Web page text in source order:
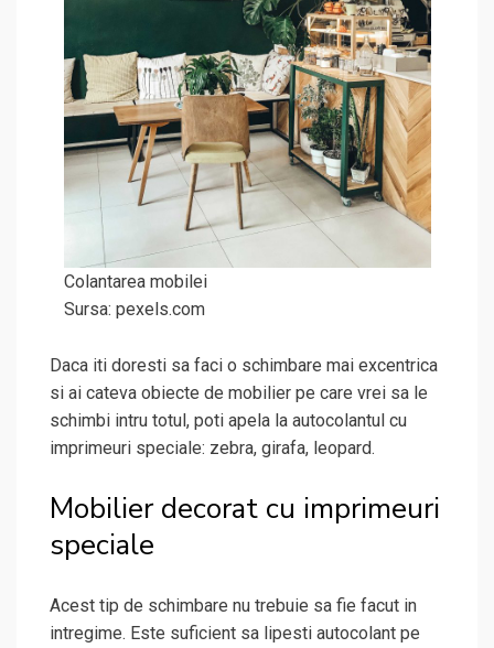
Colantarea mobilei
Sursa: pexels.com
Daca iti doresti sa faci o schimbare mai excentrica
si ai cateva obiecte de mobilier pe care vrei sa le
schimbi intru totul, poti apela la autocolantul cu
imprimeuri speciale: zebra, girafa, leopard.
Mobilier decorat cu imprimeuri
speciale
Acest tip de schimbare nu trebuie sa fie facut in
intregime. Este suficient sa lipesti autocolant pe